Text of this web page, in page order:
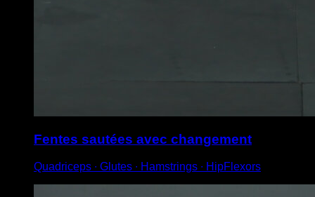
Fentes sautées avec changement
Quadriceps ∙ Glutes ∙ Hamstrings ∙ HipFlexors